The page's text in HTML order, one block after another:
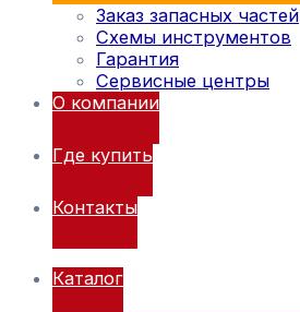
Заказ запасных частей
Схемы инструментов
Гарантия
Сервисные центры
О компании
Где купить
Контакты
Каталог